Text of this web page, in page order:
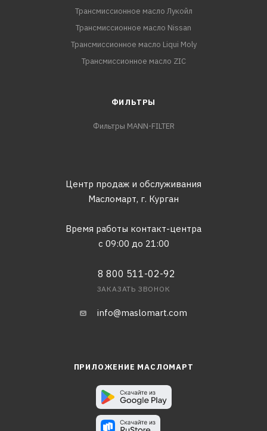
Трансмиссионное масло Лукойл
Трансмиссионное масло Nissan
Трансмиссионное масло Liqui Moly
Трансмиссионное масло ZIC
ФИЛЬТРЫ
Фильтры MANN-FILTER
Центр продаж и обслуживания
Масломарт, г. Курган
Время работы контакт-центра
с 09:00 до 21:00
8 800 511-02-92
ЗАКАЗАТЬ ЗВОНОК
info@maslomart.com
ПРИЛОЖЕНИЕ МАСЛОМАРТ